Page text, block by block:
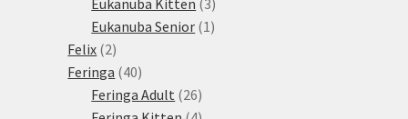
Eukanuba Kitten 3
produkty
Eukanuba Senior 11
Felix 22
produkty
Feringa 4040
produktů
Feringa Adult 2626